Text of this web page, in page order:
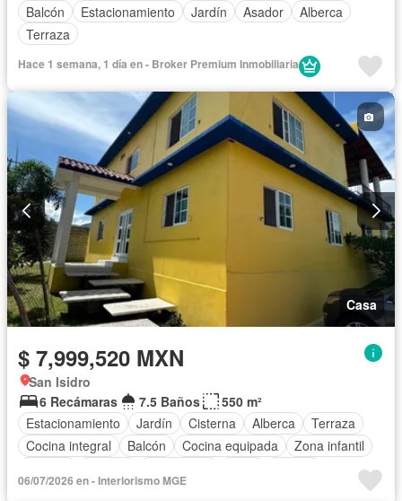
Balcón
Estacionamiento Jardín Asador
Alberca
Terraza
Hace 1 semana, 1 día en - Broker Premium Inmobiliaria
Casa
$ 7,999,520 MXN
San Isidro
6 Recámaras
7.5 Baños
550 m²
Estacionamiento
Jardín Cisterna Alberca
Terraza
Cocina integral
Balcón Cocina equipada
Zona infantil
Parcialmente amueblado
06/07/2026 en - Interiorismo MGE